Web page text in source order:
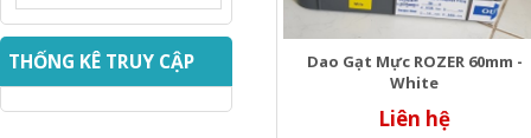
THỐNG KÊ TRUY CẬP
Dao Gạt Mực ROZER 60mm -
White
Liên hệ